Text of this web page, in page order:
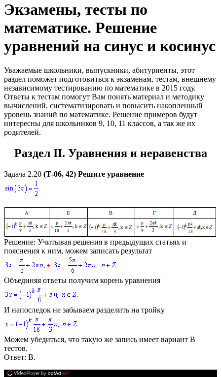
Экзамены, тесты по
математике. Решение
уравнений на синус и косинус
Уважаемые школьники, выпускники, абитуриенты, этот
раздел поможет подготовиться к экзаменам, тестам, внешнему
независимому тестированию по математике в 2015 году.
Ответы к тестам помогут Вам понять материал и методику
вычислений, систематизировать и повысить накопленный
уровень знаний по математике. Решение примеров будут
интересны для школьников 9, 10, 11 классов, а так же их
родителей.
Раздел II. Уравнения и неравенства
Задача 2.20 (Т-06, 42) Решите уравнение
Решение: Учитывая решения в предыдущих статьях и
пояснения к ним, можем записать результат
Объединяя ответы получим корень уравнения
И напоследок не забываем разделить на тройку
Можем убедиться, что такую же запись имеет вариант В
тестов.
Ответ: В.